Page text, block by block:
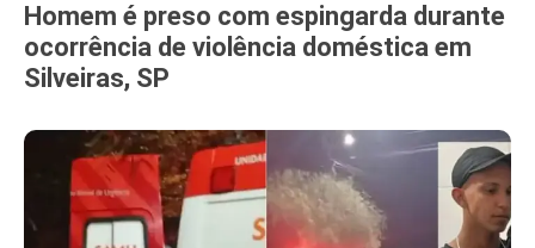
Homem é preso com espingarda durante
ocorrência de violência doméstica em
Silveiras, SP